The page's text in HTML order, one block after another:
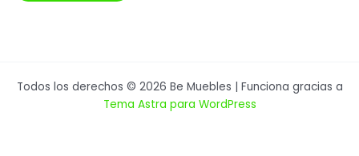
Todos los derechos © 2026 Be Muebles | Funciona gracias a
Tema Astra para WordPress